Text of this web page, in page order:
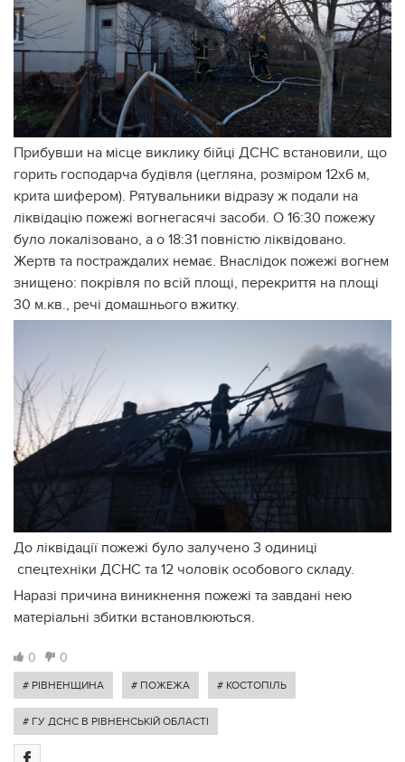
Прибувши на місце виклику бійці ДСНС встановили, що
горить господарча будівля (цегляна, розміром 12х6 м,
крита шифером). Рятувальники відразу ж подали на
ліквідацію пожежі вогнегасячі засоби. О 16:30 пожежу
було локалізовано, а о 18:31 повністю ліквідовано.
Жертв та постраждалих немає. Внаслідок пожежі вогнем
знищено: покрівля по всій площі, перекриття на площі
30 м.кв., речі домашнього вжитку.
До ліквідації пожежі було залучено 3 одиниці
спецтехніки ДСНС та 12 чоловік особового складу.
Наразі причина виникнення пожежі та завдані нею
матеріальні збитки встановлюються.
0 0
# РІВНЕНЩИНА # ПОЖЕЖА # КОСТОПІЛЬ
# ГУ ДСНС В РІВНЕНСЬКІЙ ОБЛАСТІ